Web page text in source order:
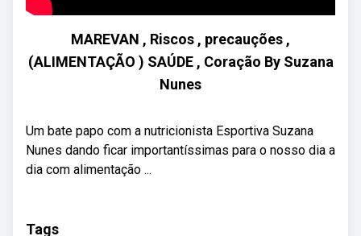
MAREVAN , Riscos , precauções ,
(ALIMENTAÇÃO ) SAÚDE , Coração By Suzana
Nunes
Um bate papo com a nutricionista Esportiva Suzana
Nunes dando ficar importantíssimas para o nosso dia a
dia com alimentação ...
Tags